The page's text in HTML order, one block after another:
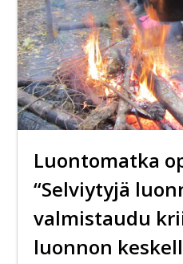
Luontomatka
“Selviytyjä
valmistaudu
luonnon